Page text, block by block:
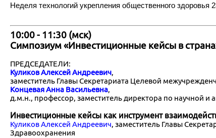
Неделя технологий укрепления общественного здоровья
10:00 - 11:30 (мск)
Симпозиум «Инвестиционные кейсы в
ПРЕДСЕДАТЕЛИ:
Куликов Алексей Андреевич,
заместитель Главы Секретариата Целевой
Концевая Анна Васильевна,
д.м.н., профессор, заместитель директора по научной
Инвестиционные кейсы как инструмент
Куликов Алексей Андреевич, заместитель Главы
Здравоохранения